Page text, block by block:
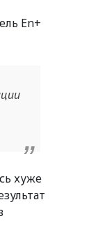
En+
хуже